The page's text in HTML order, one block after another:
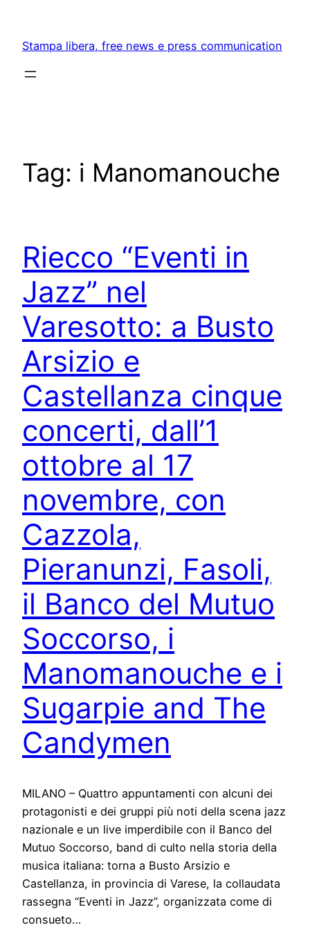
content
Stampa libera, free news e press communication
Tag: i Manomanouche
Riecco “Eventi in
Jazz” nel
Varesotto: a Busto
Arsizio e
Castellanza cinque
concerti, dall’1
ottobre al 17
novembre, con
Cazzola,
Pieranunzi, Fasoli,
il Banco del Mutuo
Soccorso, i
Manomanouche e i
Sugarpie and The
Candymen
MILANO – Quattro appuntamenti con alcuni dei
protagonisti e dei gruppi più noti della scena jazz
nazionale e un live imperdibile con il Banco del
Mutuo Soccorso, band di culto nella storia della
musica italiana: torna a Busto Arsizio e
Castellanza, in provincia di Varese, la collaudata
rassegna “Eventi in Jazz”, organizzata come di
consueto…